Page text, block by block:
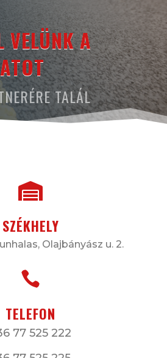
VELÜNK A
TALÁL

SZÉKHELY
Olajbányász u. 2.

TELEFON
77 525 222